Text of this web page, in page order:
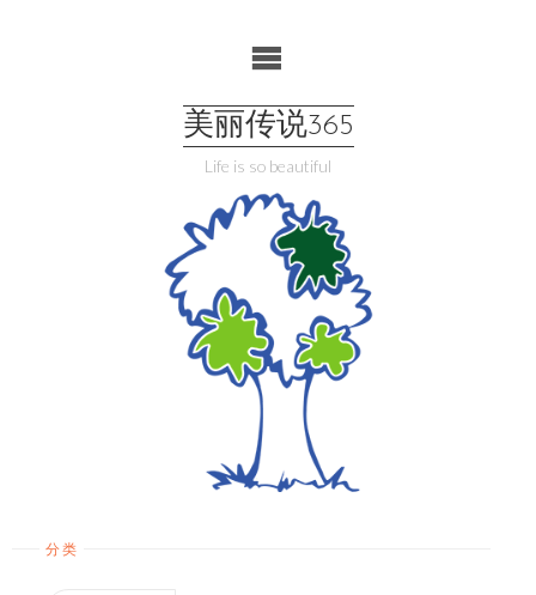
美丽传说365
Life is so beautiful
分类